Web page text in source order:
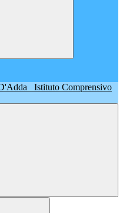
Istituto Comprensivo